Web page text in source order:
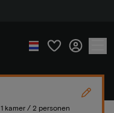
1 kamer / 2 personen